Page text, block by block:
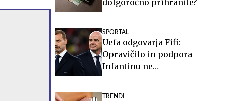
dolgoročno prihranite?
SPORTAL
Uefa odgovarja Fifi:
Opravičilo in podpora
Infantinu ne
TRENDI